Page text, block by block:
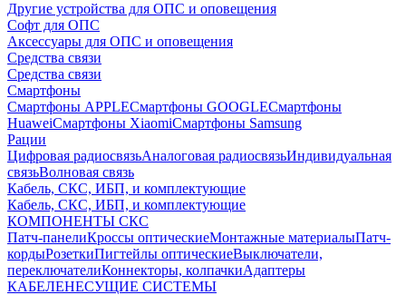
Другие устройства для ОПС и оповещения
Софт для ОПС
Аксессуары для ОПС и оповещения
Средства связи
Средства связи
Смартфоны
Смартфоны APPLEСмартфоны GOOGLEСмартфоны
HuaweiСмартфоны XiaomiСмартфоны Samsung
Рации
Цифровая радиосвязьАналоговая радиосвязьИндивидуальная
связьВолновая связь
Кабель, СКС, ИБП, и комплектующие
Кабель, СКС, ИБП, и комплектующие
КОМПОНЕНТЫ СКС
Патч-панелиКроссы оптическиеМонтажные материалыПатч-
кордыРозеткиПигтейлы оптическиеВыключатели,
переключателиКоннекторы, колпачкиАдаптеры
КАБЕЛЕНЕСУЩИЕ СИСТЕМЫ